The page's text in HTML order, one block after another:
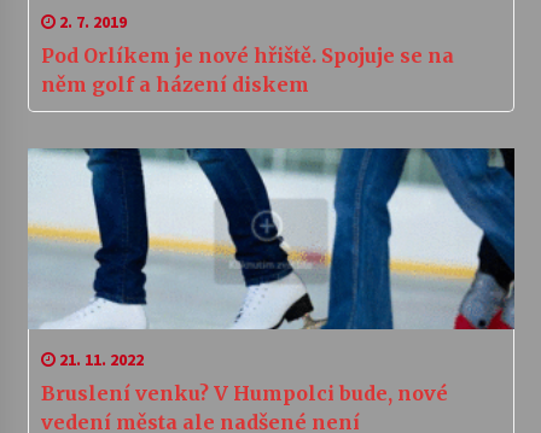
2. 7. 2019
Pod Orlíkem je nové hřiště. Spojuje se na
něm golf a házení diskem
21. 11. 2022
Bruslení venku? V Humpolci bude, nové
vedení města ale nadšené není